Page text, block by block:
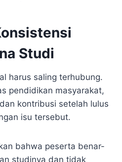
Studi
harus saling terhubung.
pendidikan masyarakat,
kontribusi setelah lulus
isu tersebut.
bahwa peserta benar-
studinya dan tidak